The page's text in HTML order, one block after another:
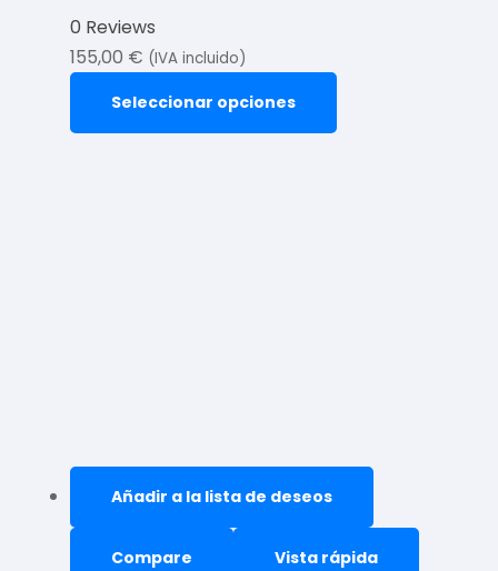
0 Reviews
155,00 € (IVA incluido)
Seleccionar opciones
Añadir a la lista de deseos
Compare Vista rápida